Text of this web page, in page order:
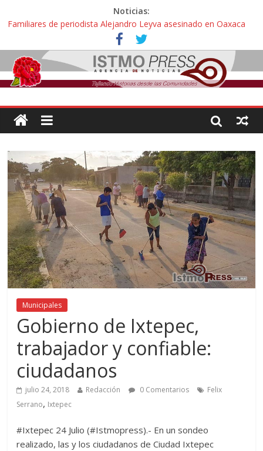
Noticias:
Familiares de periodista Alejandro Leyva asesinado en Oaxaca
protestan y exigen justicia en desfile de delegaciones
Alertan pescadores de Juchitán, Oaxaca de nuevo despojo de su
territorio para construir un parque eólico
Pescadores y comuneros ikoots detienen la extracción ilegal de
material pétreo de gravera Oyamel
ahora pescadores de Salinas del Marqués denuncian daños de
Pemex
Municipales
Gobierno de Ixtepec,
trabajador y confiable:
ciudadanos
julio 24, 2018 Redacción 0 Comentarios
Felix
Serrano, Ixtepec
#Ixtepec 24 Julio (#Istmopress).- En un sondeo
realizado, las y los ciudadanos de Ciudad Ixtepec